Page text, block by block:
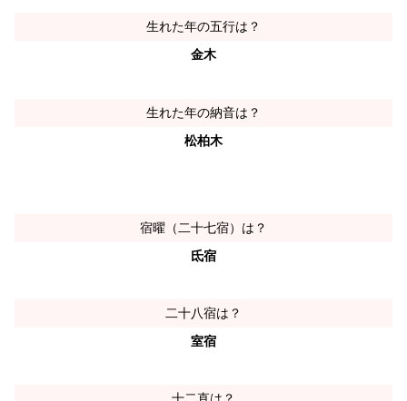
生れた年の五行は？
金木
生れた年の納音は？
松柏木
宿曜（二十七宿）は？
氐宿
二十八宿は？
室宿